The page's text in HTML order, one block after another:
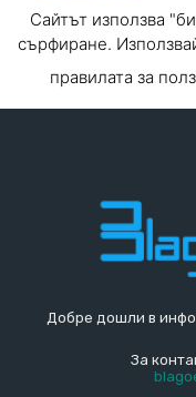
Добре дошли в
За